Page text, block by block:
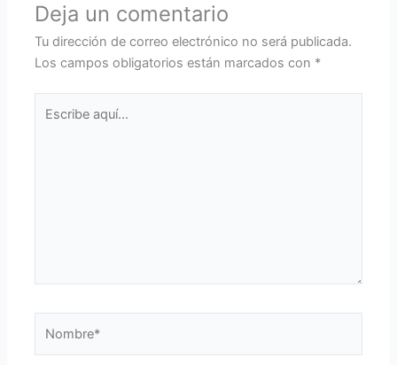
Deja un comentario
Tu dirección de correo electrónico no será publicada.
Los campos obligatorios están marcados con *
aquí...